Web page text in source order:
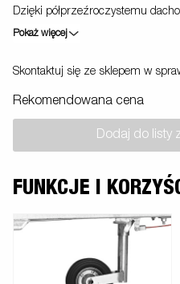
Dzięki półprzeźroczystemu
oświetlone. Wyposażone w
również doskonałym nośnikiem
wyposażenia.
Pokaż więcej
Skontaktuj się ze sklepem w
Rekomendowana cena
Dodaj do listy
FUNKCJE I